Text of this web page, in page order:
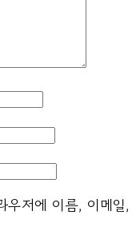
저에 이름, 이메일,